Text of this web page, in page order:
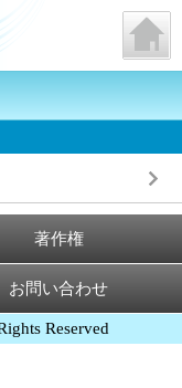
著作権
お問い合わせ
Reserved